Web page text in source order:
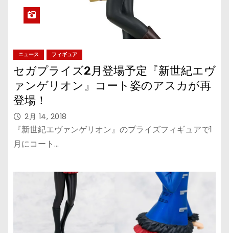
ニュース フィギュア
セガプライズ2月登場予定『新世紀エヴ
ァンゲリオン』コート姿のアスカが再
登場！
2月 14, 2018
『新世紀エヴァンゲリオン』のプライズフィギュアで1
月にコート…